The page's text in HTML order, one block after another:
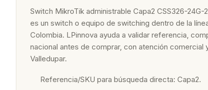
Switch MikroTik administrable Capa2 CSS326-
es un switch o equipo de switching dentro de la
Colombia. LPinnova ayuda a validar referencia,
nacional antes de comprar, con atención comercial
Valledupar.
Referencia/SKU para búsqueda directa: Capa2.